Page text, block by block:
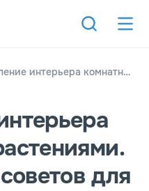
комнатными растениями. 7 практичных советов для начинающих
для